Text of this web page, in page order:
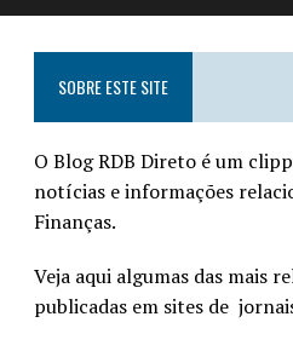
SOBRE ESTE SITE
O Blog RDB Direto é um
notícias e informações
Finanças.
Veja aqui algumas das mais
publicadas em sites de